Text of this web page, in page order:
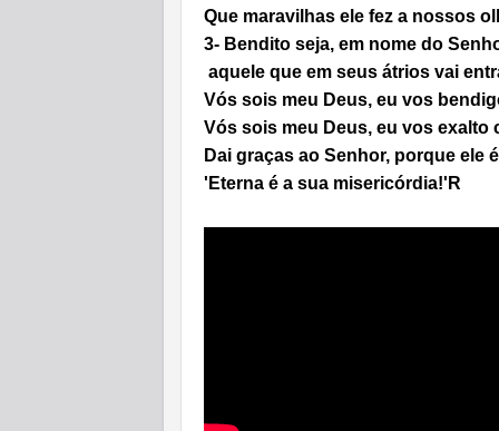
Que maravilhas ele fez a nossos
3- Bendito seja, em nome do
aquele que em seus átrios vai
Vós sois meu Deus, eu vos
Vós sois meu Deus, eu vos exalto
Dai graças ao Senhor, porque ele
'Eterna é a sua misericórdia!' R